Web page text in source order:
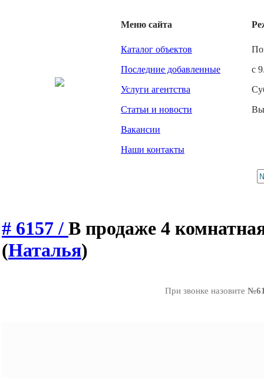
Меню сайта
Каталог объектов
Последние добавленные
Услуги агентства
Статьи и новости
Вакансии
Наши контакты
с
# 6157 / В продаже 4
(Наталья)
При звонке назовите